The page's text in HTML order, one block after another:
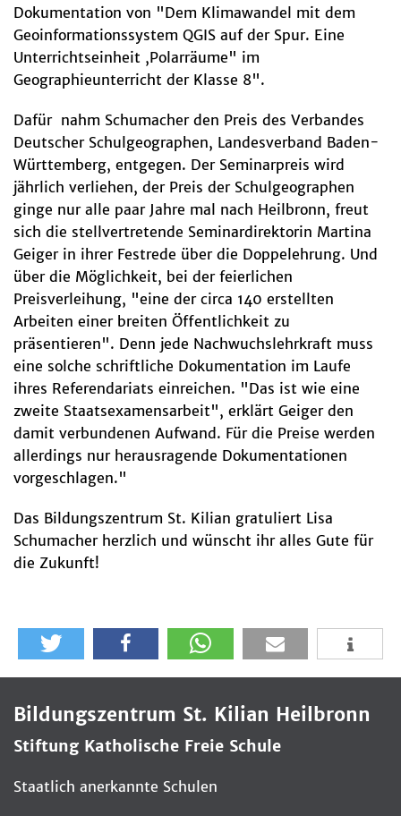
Dokumentation von "Dem Klimawandel mit dem
Geoinformationssystem QGIS auf der Spur. Eine
Unterrichtseinheit ,Polarräume" im
Geographieunterricht der Klasse 8".
Dafür nahm Schumacher den Preis des Verbandes
Deutscher Schulgeographen, Landesverband Baden-
Württemberg, entgegen. Der Seminarpreis wird
jährlich verliehen, der Preis der Schulgeographen
ginge nur alle paar Jahre mal nach Heilbronn, freut
sich die stellvertretende Seminardirektorin Martina
Geiger in ihrer Festrede über die Doppelehrung. Und
über die Möglichkeit, bei der feierlichen
Preisverleihung, "eine der circa 140 erstellten
Arbeiten einer breiten Öffentlichkeit zu
präsentieren". Denn jede Nachwuchslehrkraft muss
eine solche schriftliche Dokumentation im Laufe
ihres Referendariats einreichen. "Das ist wie eine
zweite Staatsexamensarbeit", erklärt Geiger den
damit verbundenen Aufwand. Für die Preise werden
allerdings nur herausragende Dokumentationen
vorgeschlagen."
Das Bildungszentrum St. Kilian gratuliert Lisa
Schumacher herzlich und wünscht ihr alles Gute für
die Zukunft!
Bildungszentrum St. Kilian Heilbronn
Stiftung Katholische Freie Schule
Staatlich anerkannte Schulen